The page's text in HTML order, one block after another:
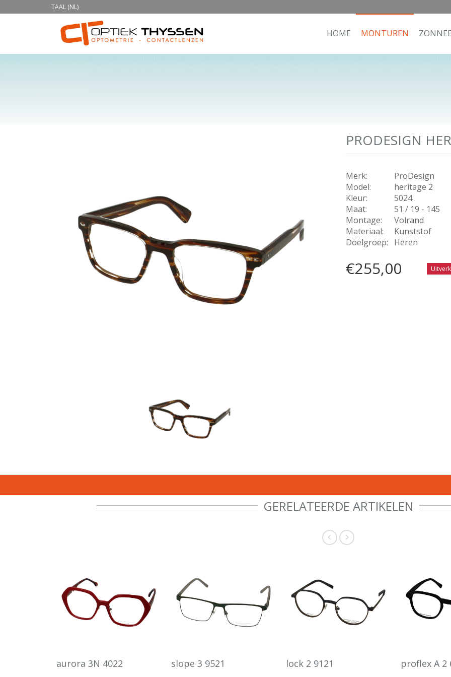
TAAL (NL)
HOME MONTUREN
PRODESIGN
Merk:
ProDesign
Model:
heritage 2
Kleur:
5024
Maat:
51 / 19 - 145
Montage:
Volrand
Materiaal:
Kunststof
Doelgroep:
Heren
€255,00
GERELATEERDE ARTIKELEN
aurora 3N 4022
slope 3 9521
lock 2 9121
proflex A 2